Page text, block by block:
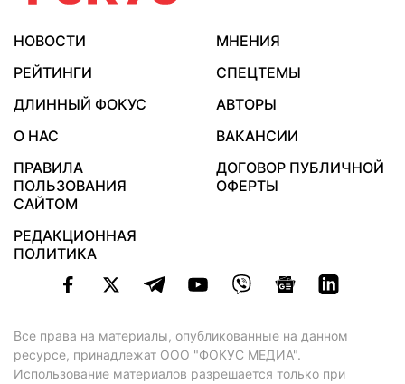
НОВОСТИ
МНЕНИЯ
РЕЙТИНГИ
СПЕЦТЕМЫ
ДЛИННЫЙ ФОКУС
АВТОРЫ
О НАС
ВАКАНСИИ
ПРАВИЛА
ПОЛЬЗОВАНИЯ
САЙТОМ
ДОГОВОР ПУБЛИЧНОЙ
ОФЕРТЫ
РЕДАКЦИОННАЯ
ПОЛИТИКА
Все права на материалы, опубликованные на данном
ресурсе, принадлежат ООО "ФОКУС МЕДИА".
Использование материалов разрешается только при